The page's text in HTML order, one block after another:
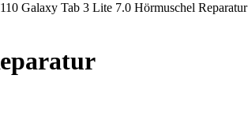
Galaxy Tab 3 Lite 7.0 Hörmuschel Reparatur